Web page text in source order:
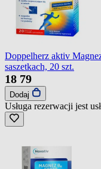
Doppelherz aktiv
saszetkach, 20 szt.
18 79
Dodaj
Usługa rezerwacji jest